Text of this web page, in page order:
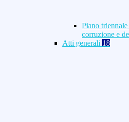
Piano
corruzione e
Atti generali 18